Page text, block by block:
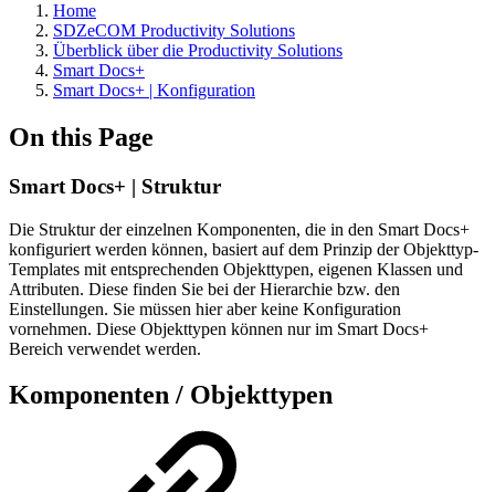
Home
SDZeCOM Productivity Solutions
Überblick über die Productivity Solutions
Smart Docs+
Smart Docs+ | Konfiguration
On this Page
Smart Docs+ | Struktur
Die Struktur der einzelnen Komponenten, die in den Smart Docs+
konfiguriert werden können, basiert auf dem Prinzip der Objekttyp-
Templates mit entsprechenden Objekttypen, eigenen Klassen und
Attributen. Diese finden Sie bei der Hierarchie bzw. den
Einstellungen. Sie müssen hier aber keine Konfiguration
vornehmen. Diese Objekttypen können nur im Smart Docs+
Bereich verwendet werden.
Komponenten / Objekttypen